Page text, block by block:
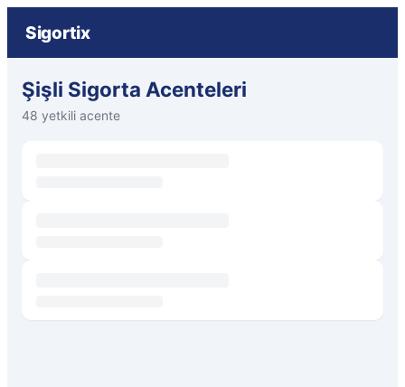
Sigortix
Şişli Sigorta Acenteleri
48 yetkili acente